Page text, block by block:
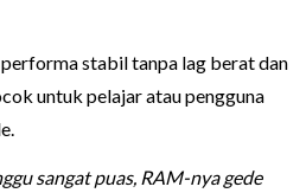
stabil tanpa lag berat dan
untuk pelajar atau pengguna
sangat puas, RAM-nya gede